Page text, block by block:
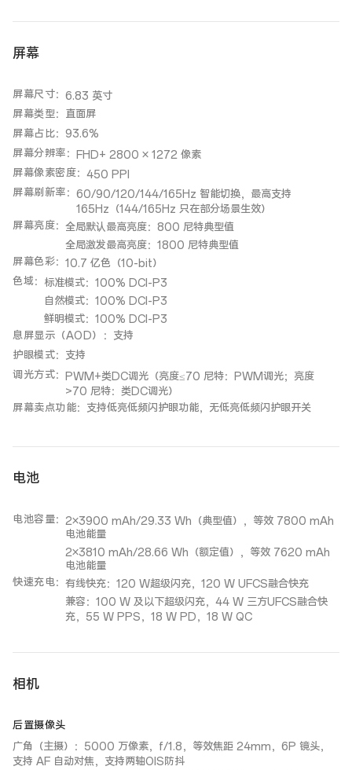
屏幕
屏幕尺寸： 6.83 英寸
屏幕类型： 直面屏
屏幕占比： 93.6%
屏幕分辨率：
FHD+ 2800 × 1272 像素
屏幕像素密度： 450 PPI
屏幕刷新率： 60/90/120/144/165Hz 智能切换，最高支持
165Hz（144/165Hz 只在部分场景生效）
屏幕亮度： 全局默认最高亮度：800 尼特典型值
全局激发最高亮度：1800 尼特典型值
屏幕色彩： 10.7 亿色（10-bit）
色域： 标准模式：100% DCI-P3
自然模式：100% DCI-P3
鲜明模式：100% DCI-P3
息屏显示（AOD）
： 支持
护眼模式： 支持
调光方式：
PWM+类DC调光（亮度≤70 尼特：PWM调光；亮度
>70 尼特：类DC调光）
屏幕卖点功能： 支持低亮低频闪护眼功能，无低亮低频闪护眼开关
电池
电池容量： 2×3900 mAh/29.33 Wh（典型值），等效 7800 mAh
电池能量
2×3810 mAh/28.66 Wh（额定值），等效 7620 mAh
电池能量
快速充电： 有线快充：120 W超级闪充，120 W UFCS融合快充
兼容：100 W 及以下超级闪充，44 W 三方UFCS融合快
充，55 W PPS，18 W PD，18 W QC
相机
后置摄像头
广角（主摄）：5000 万像素，f/1.8，等效焦距 24mm，6P 镜头，
支持 AF 自动对焦，支持两轴OIS防抖